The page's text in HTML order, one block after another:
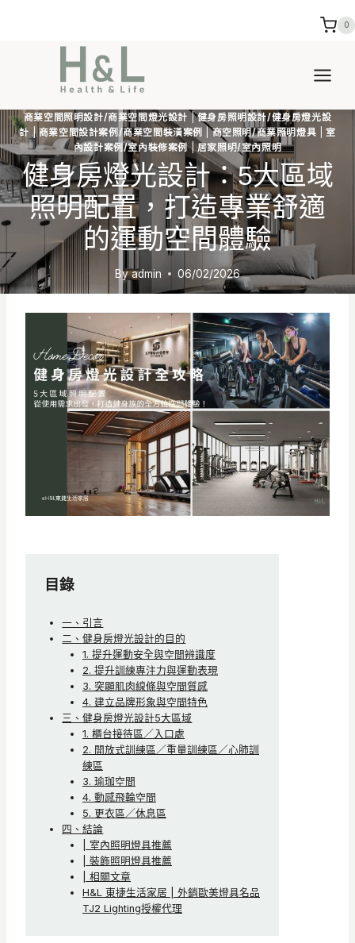
0
商業空間照明設計/商業空間燈光設計 |健身房照明設計/健身房燈光設
計 | 商業空間設計案例/商業空間裝潢案例 |商空照明/商業照明燈具 |室
內設計案例/室內裝修案例|居家照明/室內照明
健身房燈光設計：5大區域
照明配置，打造專業舒適
的運動空間體驗
Byadmin 06/02/2026
目錄
一、引言
二、健身房燈光設計的目的
1. 提升運動安全與空間辨識度
2. 提升訓練專注力與運動表現
3. 突顯肌肉線條與空間質感
4. 建立品牌形象與空間特色
三、健身房燈光設計5大區域
1. 櫃台接待區／入口處
2. 開放式訓練區／重量訓練區／心肺訓
練區
3. 瑜珈空間
4. 動感飛輪空間
5. 更衣區／休息區
四、結論
| 室內照明燈具推薦
| 裝飾照明燈具推薦
| 相關文章
H&L 東捷生活家居 | 外銷歐美燈具名品
TJ2 Lighting授權代理